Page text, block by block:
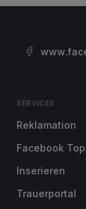
SERVICES
Reklamation
Facebook
Inserieren
Trauerportal